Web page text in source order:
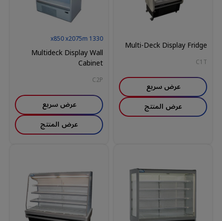
Multi-Deck Display Fridge
C1T
عرض سريع
عرض المنتج
1330
850x2075m
Multideck Display Wall
Cabinet
C2P
عرض سريع
عرض المنتج